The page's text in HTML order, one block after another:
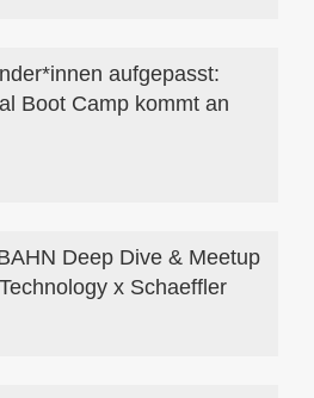
aufgepasst:
Boot Camp kommt an
Deep Dive & Meetup
x Schaeffler